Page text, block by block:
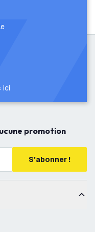
ici
promotion
S'abonner !